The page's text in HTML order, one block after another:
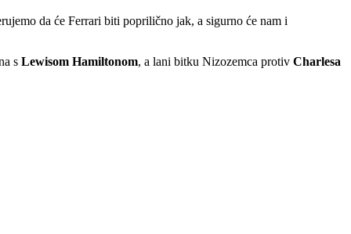
da će Ferrari biti poprilično jak, a sigurno će nam i
s Lewisom Hamiltonom, a lani bitku Nizozemca protiv Charlesa